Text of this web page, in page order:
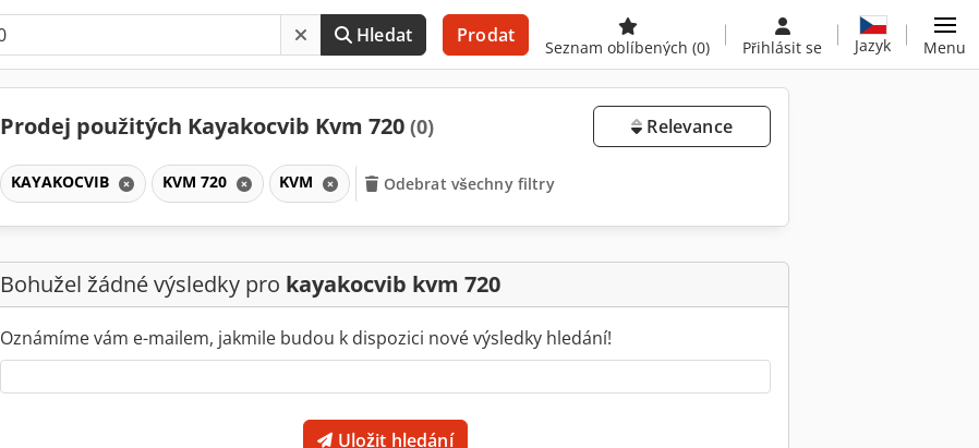
Hledat Prodat
Seznam oblíbených (0) Přihlásit se Jazyk Menu
Prodej použitých Kayakocvib Kvm 720 (0) Relevance
KAYAKOCVIB KVM 720 KVM Odebrat všechny filtry
Bohužel žádné výsledky pro kayakocvib kvm 720
Oznámíme vám e-mailem, jakmile budou k dispozici nové výsledky hledání!
Uložit hledání